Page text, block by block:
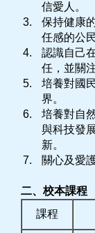
信愛人。
保持健康
任感的公民
認識自己
任，並關
培養對國
界。
培養對自
與科技發
新。
關心及愛
二、校本課程
課程